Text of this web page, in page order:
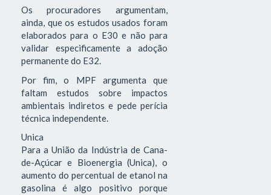
Os procuradores argumentam,
ainda, que os estudos usados foram
elaborados para o E30 e não para
validar especificamente a adoção
permanente do E32.
Por fim, o MPF argumenta que
faltam estudos sobre impactos
ambientais indiretos e pede perícia
técnica independente.
Unica
Para a União da Indústria de Cana-
de-Açúcar e Bioenergia (Unica), o
aumento do percentual de etanol na
gasolina é algo positivo porque